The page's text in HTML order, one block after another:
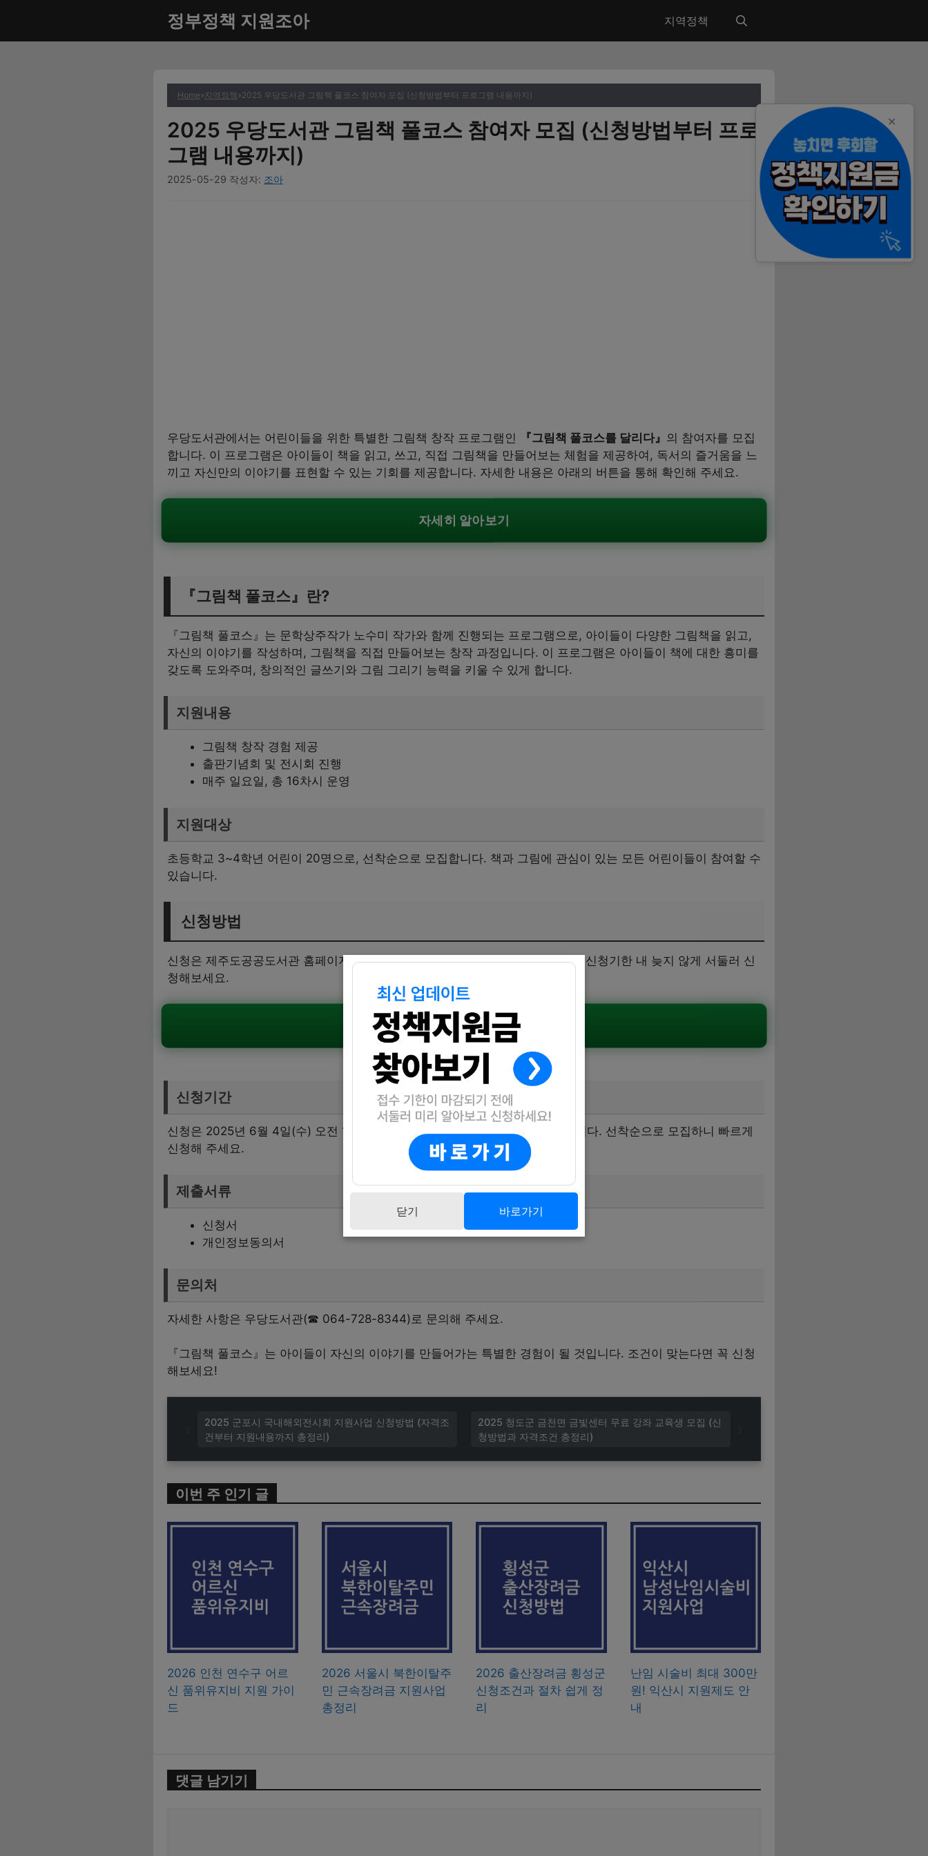
츠
정부정책 지원조아 지역정책
Home»지역정책 »2025 우당도서관 그림책 풀코스 참여자 모집 (신청방법부터 프로그램 내용까지)
2025 우당도서관 그림책 풀코스 참여자 모집 (신청방법부터 프로
그램 내용까지)
2025-05-29 작성자: 조아
우당도서관에서는 어린이들을 위한 특별한 그림책 창작 프로그램인 『그림책 풀코스를 달리다』 의 참여자를 모집
합니다. 이 프로그램은 아이들이 책을 읽고, 쓰고, 직접 그림책을 만들어보는 체험을 제공하여, 독서의 즐거움을 느
끼고 자신만의 이야기를 표현할 수 있는 기회를 제공합니다. 자세한 내용은 아래의 버튼을 통해 확인해 주세요.
자세히 알아보기
『그림책 풀코스』란?
『그림책 풀코스』는 문학상주작가 노수미 작가와 함께 진행되는 프로그램으로, 아이들이 다양한 그림책을 읽고,
자신의 이야기를 작성하며, 그림책을 직접 만들어보는 창작 과정입니다. 이 프로그램은 아이들이 책에 대한 흥미를
갖도록 도와주며, 창의적인 글쓰기와 그림 그리기 능력을 키울 수 있게 합니다.
지원내용
그림책 창작 경험 제공
출판기념회 및 전시회 진행
매주 일요일, 총 16차시 운영
지원대상
초등학교 3~4학년 어린이 20명으로, 선착순으로 모집합니다. 책과 그림에 관심이 있는 모든 어린이들이 참여할 수
있습니다.
신청방법
신청은 제주도공공도서관 홈페이지에서 가능합니다. 신청을 원하는 분들은 아래 신청기한 내 늦지 않게 서둘러 신
청해보세요.
공식공고 확인하기
신청기간
신청은 2025년 6월 4일(수) 오전 10시부터 시작되며, 정원 마감 시까지 진행됩니다. 선착순으로 모집하니 빠르게
신청해 주세요.
제출서류
신청서
개인정보동의서
문의처
자세한 사항은 우당도서관(☎ 064-728-8344)로 문의해 주세요.
『그림책 풀코스』는 아이들이 자신의 이야기를 만들어가는 특별한 경험이 될 것입니다. 조건이 맞는다면 꼭 신청
해보세요!
2025 청도군 금천면 금빛센터 무료 강좌 교육생 모집 (신
청방법과 자격조건 총정리)
2025 군포시 국내해외전시회 지원사업 신청방법 (자격조
건부터 지원내용까지 총정리)
이번 주 인기 글
2026 인천 연수구 어르
신 품위유지비 지원 가이
드
2026 서울시 북한이탈주
민 근속장려금 지원사업
총정리
2026 출산장려금 횡성군
신청조건과 절차 쉽게 정
리
난임 시술비 최대 300만
원! 익산시 지원제도 안
내
댓글 남기기
✕
닫기 바로가기